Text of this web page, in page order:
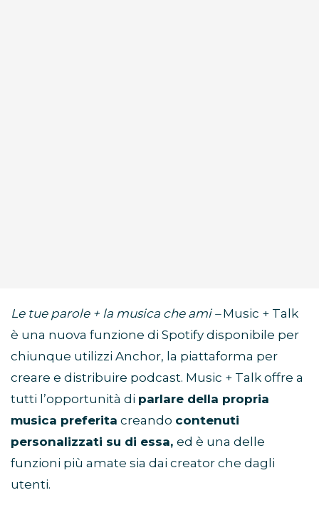
Le tue parole + la musica che ami –Music + Talk
è una nuova funzione di Spotify disponibile per
chiunque utilizzi Anchor, la piattaforma per
creare e distribuire podcast. Music + Talk offre a
tutti l’opportunità di parlare della propria
musica preferita creando contenuti
personalizzati su di essa, ed è una delle
funzioni più amate sia dai creator che dagli
utenti.